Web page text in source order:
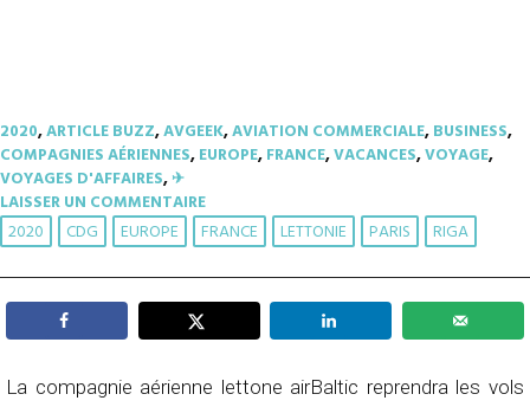
2020,ARTICLE BUZZ,AVGEEK,AVIATION COMMERCIALE,BUSINESS,
COMPAGNIES AÉRIENNES,EUROPE,FRANCE,VACANCES,VOYAGE,
VOYAGES D'AFFAIRES,✈︎
LAISSER UN COMMENTAIRE
2020 CDG EUROPE FRANCE LETTONIE PARIS RIGA
La compagnie aérienne lettone airBaltic reprendra les vols